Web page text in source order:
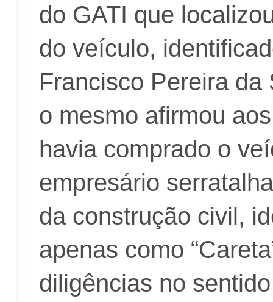
do GATI que
do veículo,
Francisco Pereira da
o mesmo afirmou
havia comprado o
empresário
da construção civil,
apenas como
diligências no